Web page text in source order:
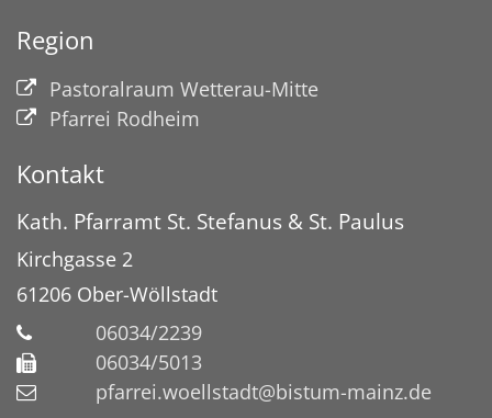
Region
Pastoralraum Wetterau-Mitte
Pfarrei Rodheim
Kontakt
Kath. Pfarramt St. Stefanus & St. Paulus
Kirchgasse 2
61206 Ober-Wöllstadt
06034/2239
06034/5013
pfarrei.woellstadt@bistum-mainz.de